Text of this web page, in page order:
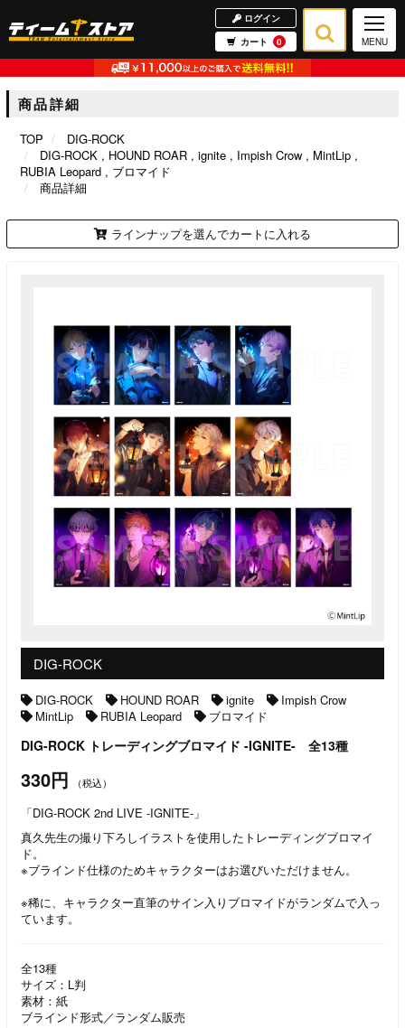
ログイン
カート
0 MENU
商品詳細
TOP
DIG-ROCK
DIG-ROCK
HOUND ROAR ignite Impish Crow
MintLip
RUBIA Leopard
ブロマイド
商品詳細
ラインナップを選んでカートに入れる
DIG-ROCK
DIG-ROCK HOUND ROAR ignite
Impish Crow
MintLip
RUBIA Leopard ブロマイド
DIG-ROCK トレーディングブロマイド -IGNITE- 全13種
330円 （税込）
「DIG-ROCK 2nd LIVE -IGNITE-」
真久先生の撮り下ろしイラストを使用したトレーディングブロマイ
ド。
※ブラインド仕様のためキャラクターはお選びいただけません。
※稀に、キャラクター直筆のサイン入りブロマイドがランダムで入っ
ています。
全13種
サイズ：L判
素材：紙
ブラインド形式／ランダム販売